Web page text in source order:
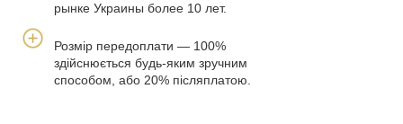
рынке Украины более 10 лет.
Розмір передоплати — 100%
здійснюється будь-яким зручним
способом, або 20% післяплатою.